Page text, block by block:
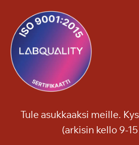
Tule asukkaaksi meille.
(arkisin kello 9-